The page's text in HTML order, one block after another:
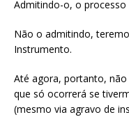
Admitindo-o, o processo
Não o admitindo,
Instrumento.
Até agora, portanto,
que só ocorrerá se
(mesmo via agravo de